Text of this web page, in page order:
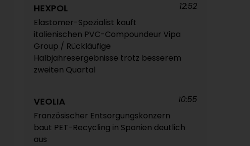
HEXPOL
Elastomer-Spezialist kauft
italienischen PVC-Compoundeur Vipa
Group / Rückläufige
Halbjahresergebnisse trotz besserem
zweiten Quartal
12:52
VEOLIA
Französischer Entsorgungskonzern
baut PET-Recycling in Spanien deutlich
aus
10:55